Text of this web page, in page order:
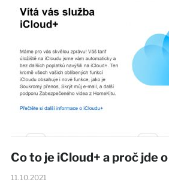
Co to je iCloud+ a proč jde
11.10.2021